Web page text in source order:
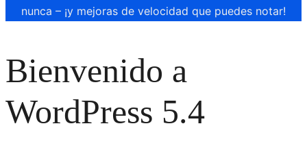
nunca – ¡y mejoras de velocidad que puedes notar!
Bienvenido a
WordPress 5.4